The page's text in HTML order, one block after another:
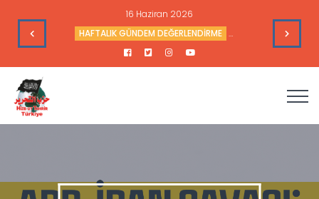
16 Haziran 2026
HAFTALIK GÜNDEM DEĞERLENDİRME Haftalık